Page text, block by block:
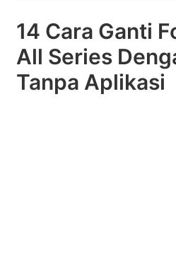
14 Cara Ganti
All Series
Tanpa Aplikasi